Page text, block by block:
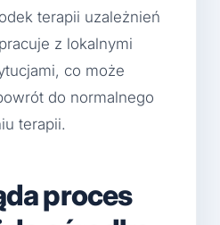
terapii uzależnień
z lokalnymi
co może
do normalnego
terapii.
proces